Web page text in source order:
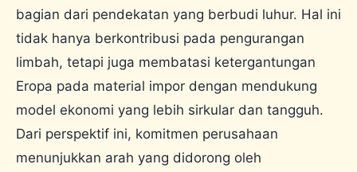
bagian dari pendekatan yang berbudi luhur. Hal ini
tidak hanya berkontribusi pada pengurangan
limbah, tetapi juga membatasi ketergantungan
Eropa pada material impor dengan mendukung
model ekonomi yang lebih sirkular dan tangguh.
Dari perspektif ini, komitmen perusahaan
menunjukkan arah yang didorong oleh